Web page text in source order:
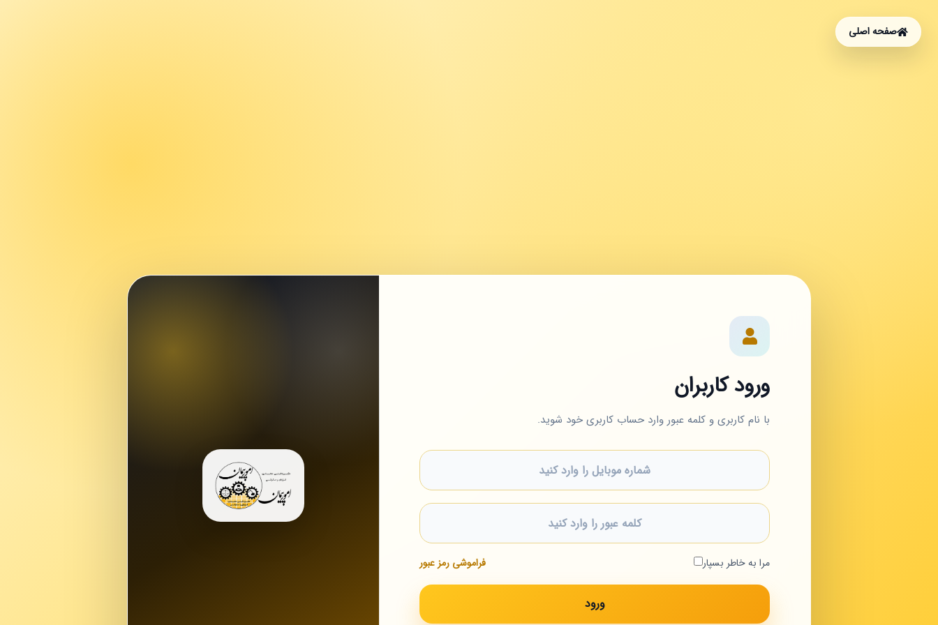
صفحه اصلی
ورود کاربران
با نام کاربری و کلمه عبور وارد حساب کاربری خود شوید.
مرا به خاطر بسپار فراموشی رمز عبور
ورود